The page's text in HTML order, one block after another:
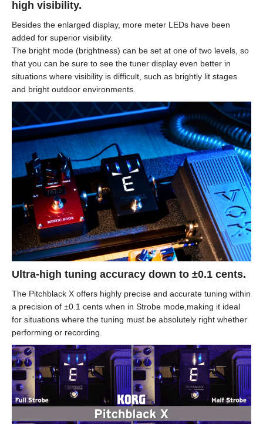
high visibility.
Besides the enlarged display, more meter LEDs have been
added for superior visibility.
The bright mode (brightness) can be set at one of two levels, so
that you can be sure to see the tuner display even better in
situations where visibility is difficult, such as brightly lit stages
and bright outdoor environments.
Ultra-high tuning accuracy down to ±0.1 cents.
The Pitchblack X offers highly precise and accurate tuning within
a precision of ±0.1 cents when in Strobe mode,making it ideal
for situations where the tuning must be absolutely right whether
performing or recording.